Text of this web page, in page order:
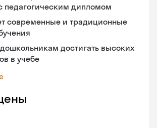
педагогическим дипломом
современные и традиционные
достигать высоких
в учебе